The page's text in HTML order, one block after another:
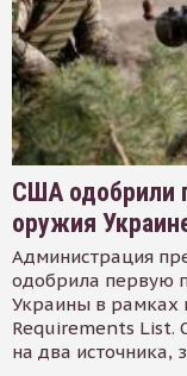
США одобрили
оружия
Администрация
одобрила первую
Украины в рамках
Requirements List.
на два источника,